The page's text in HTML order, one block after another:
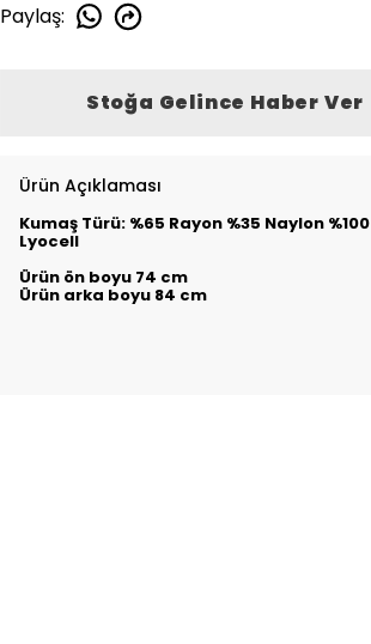
Paylaş:
Stoğa Gelince Haber Ver
Ürün Açıklaması
Kumaş Türü: %65 Rayon %35 Naylon %100
Lyocell
Ürün ön boyu 74 cm
Ürün arka boyu 84 cm